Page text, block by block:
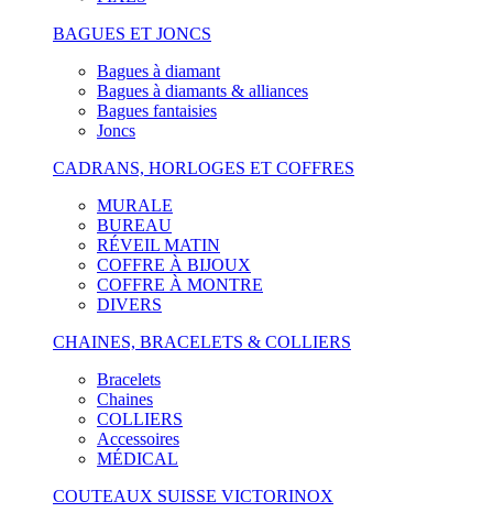
BAGUES ET JONCS
Bagues à diamant
Bagues à diamants & alliances
Bagues fantaisies
Joncs
CADRANS, HORLOGES ET COFFRES
MURALE
BUREAU
RÉVEIL MATIN
COFFRE À BIJOUX
COFFRE À MONTRE
DIVERS
CHAINES, BRACELETS & COLLIERS
Bracelets
Chaines
COLLIERS
Accessoires
MÉDICAL
COUTEAUX SUISSE VICTORINOX